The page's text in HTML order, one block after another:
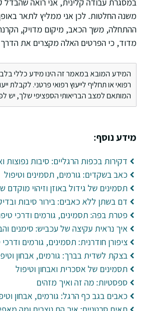
משנה החלטות. לכן אני ממליץ לתאר
ההתחלה, משך הכאב, מיקום מדויק,
מדוד, כי הפרטים האלה מקצרים את הדרך
המידע המובא במאמר זה הינו מידע כללי בלבד
רפואי או תחליף לייעוץ רפואי פרטני. לקבלת
המותאם למצב הבריאותי הספציפי שלך, יש
מידע נוסף:
דקירות בכפות הרגליים: סיבות נפוצות
כאב בשקדים: גורמים, תסמינים וטיפול
תסמינים של גידול באוזן וזיהוי מוקדם
דם בשתן ללא כאבים: בירור סיבות
פטרת בפה: תסמינים, גורמים ודרכי
איך נראית עקיצה של עכביש: סימנים
ציפורן חודרנית: תסמינים, גורמים ודרכי
בצקת לשדית בברך: גורמים, אבחון
תסמינים של אסכרית ואבחון וטיפול
ספסטיות: מה זה ואיך מזהים
כאבים בגב כף הרגל: גורמים, אבחון